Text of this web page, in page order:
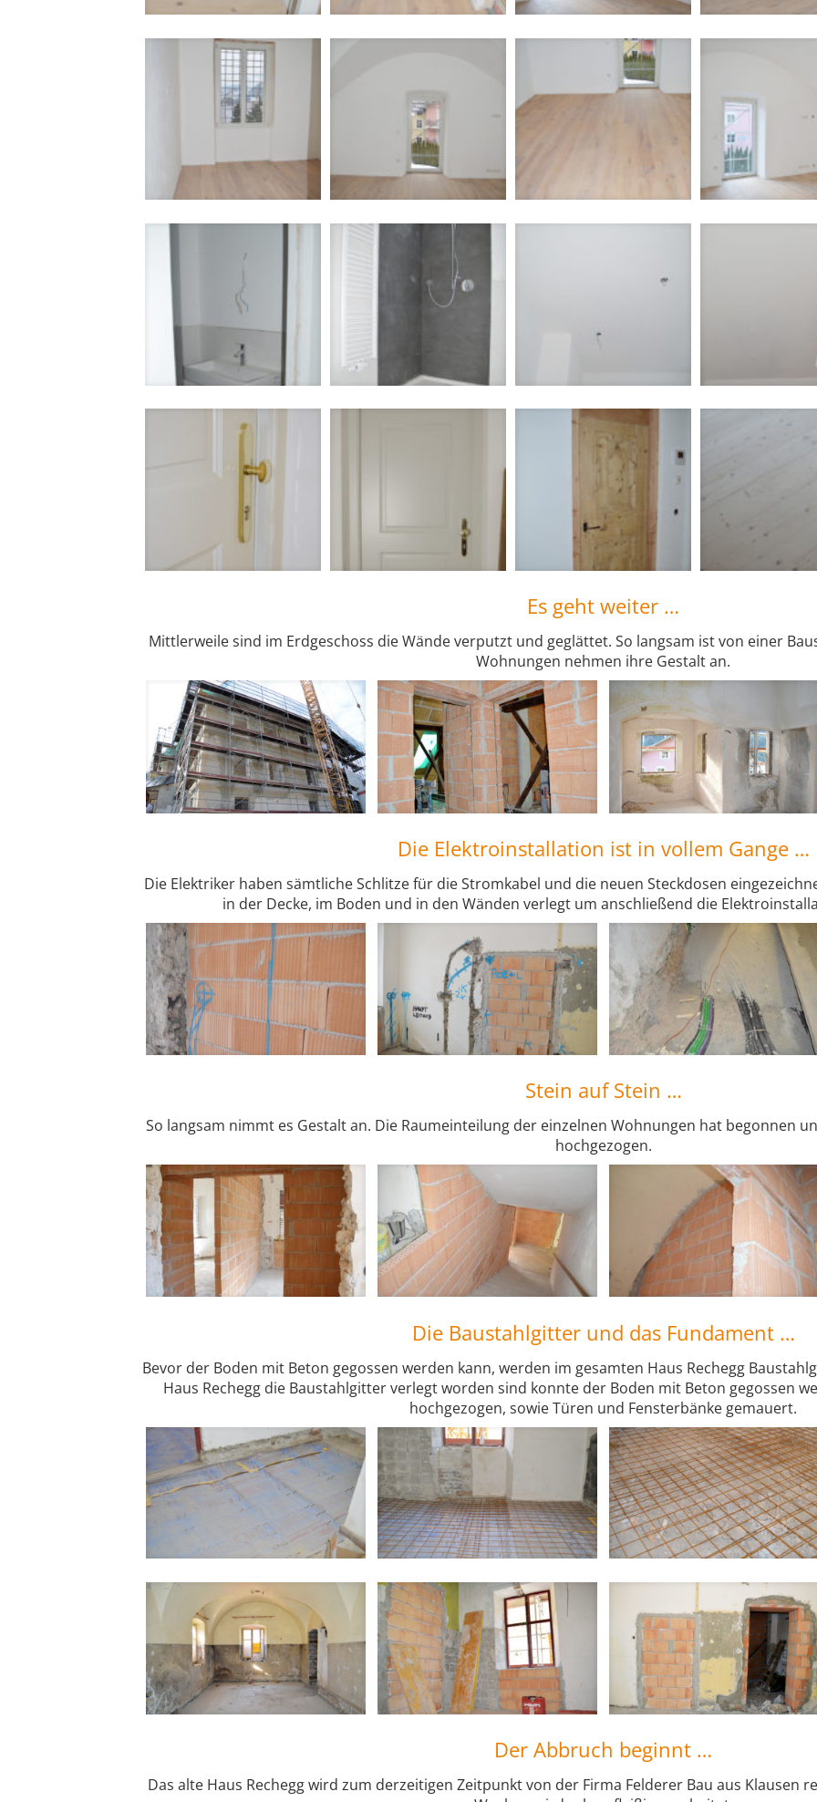
Es geht weiter …
Mittlerweile sind im Erdgeschoss die Wände verputzt und geglättet. So langsam ist von einer
Wohnungen nehmen ihre Gestalt an.
Die Elektroinstallation ist in vollem Gange …
Die Elektriker haben sämtliche Schlitze für die Stromkabel und die neuen Steckdosen
in der Decke, im Boden und in den Wänden verlegt um anschließend die
Stein auf Stein …
So langsam nimmt es Gestalt an. Die Raumeinteilung der einzelnen Wohnungen hat begonnen
hochgezogen.
Die Baustahlgitter und das Fundament …
Bevor der Boden mit Beton gegossen werden kann, werden im gesamten Haus Rechegg
Haus Rechegg die Baustahlgitter verlegt worden sind konnte der Boden mit Beton gegossen
hochgezogen, sowie Türen und Fensterbänke gemauert.
Der Abbruch beginnt …
Das alte Haus Rechegg wird zum derzeitigen Zeitpunkt von der Firma Felderer Bau aus Klausen